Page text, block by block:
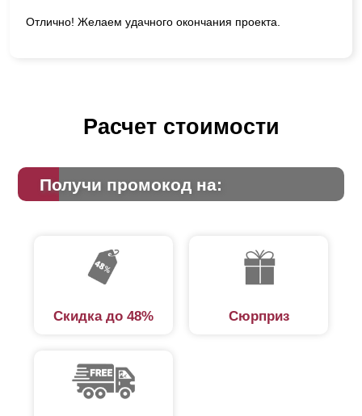
Отлично! Желаем удачного окончания проекта.
Расчет стоимости
Получи промокод на:
Скидка до 48% Сюрприз